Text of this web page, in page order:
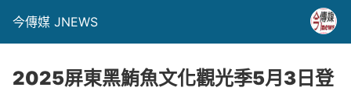
今傳媒 JNEWS
2025屏東黑鮪魚文化觀光季5月3日登